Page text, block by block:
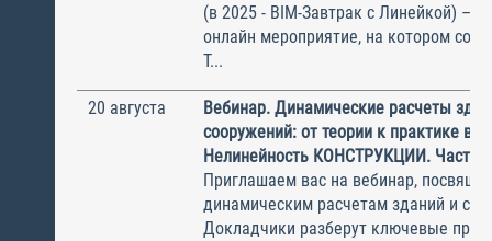
(в 2025 - BIM-Завтрак с Линейкой) –
онлайн мероприятие, на котором
Т...
20 августа
Вебинар. Динамические расчеты
сооружений: от теории к практике в
Нелинейность КОНСТРУКЦИИ. Часть 1
Приглашаем вас на вебинар,
динамическим расчетам зданий и
Докладчики разберут ключевые